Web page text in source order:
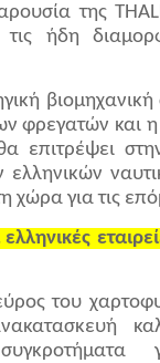
της
τις ήδη
φρεγατών και
ελληνικών
χώρα για τις
ελληνικές
του